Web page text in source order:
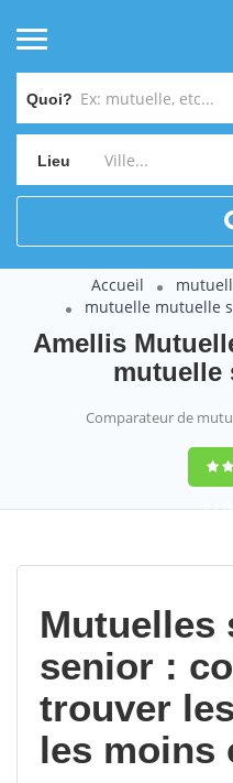
Quoi?
Lieu
Accueil
mutuelle mutuelle
Amellis
mutuelle
Comparateur de
9,2
Mutuelles
senior :
trouver
les moins